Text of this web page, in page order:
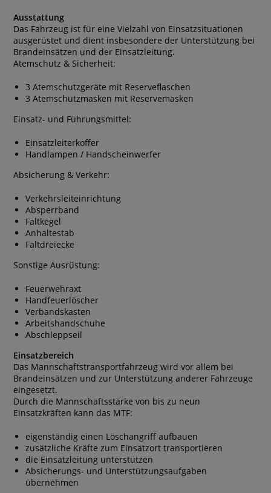
Ausstattung
Das Fahrzeug ist für eine Vielzahl von Einsatzsituationen
ausgerüstet und dient insbesondere der Unterstützung bei
Brandeinsätzen und der Einsatzleitung.
Atemschutz & Sicherheit:
3 Atemschutzgeräte mit Reserveflaschen
3 Atemschutzmasken mit Reservemasken
Einsatz- und Führungsmittel:
Einsatzleiterkoffer
Handlampen / Handscheinwerfer
Absicherung & Verkehr:
Verkehrsleiteinrichtung
Absperrband
Faltkegel
Anhaltestab
Faltdreiecke
Sonstige Ausrüstung:
Feuerwehraxt
Handfeuerlöscher
Verbandskasten
Arbeitshandschuhe
Abschleppseil
Einsatzbereich
Das Mannschaftstransportfahrzeug wird vor allem bei
Brandeinsätzen und zur Unterstützung anderer Fahrzeuge
eingesetzt.
Durch die Mannschaftsstärke von bis zu neun
Einsatzkräften kann das MTF:
eigenständig einen Löschangriff aufbauen
zusätzliche Kräfte zum Einsatzort transportieren
die Einsatzleitung unterstützen
Absicherungs- und Unterstützungsaufgaben
übernehmen